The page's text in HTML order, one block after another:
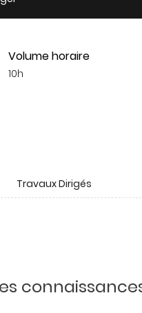
Volume horaire
10h
Travaux Dirigés